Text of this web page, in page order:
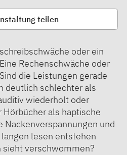
teilen
oder ein
Rechenschwäche oder
die Leistungen gerade
deutlich schlechter als
wiederholt oder
als haptische
Nackenverspannungen und
lesen entstehen
verschwommen?